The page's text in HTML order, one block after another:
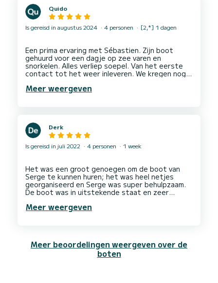
Quido
Is gereisd in augustus 2024 4 personen [2,*] 1 dagen
Een prima ervaring met Sébastien. Zijn boot
gehuurd voor een dagje op zee varen en
snorkelen. Alles verliep soepel. Van het eerste
contact tot het weer inleveren. We kregen nog
richting Collioure, Port Vendres, Cap Béar
Meer weergeven
Derk
Is gereisd in juli 2022 4 personen 1 week
Het was een groot genoegen om de boot van
Serge te kunnen huren; het was heel netjes
georganiseerd en Serge was super behulpzaam.
De boot was in uitstekende staat en zeer
We raden zowel Serge als de Semper en davant
Meer weergeven
Meer beoordelingen weergeven over de
boten